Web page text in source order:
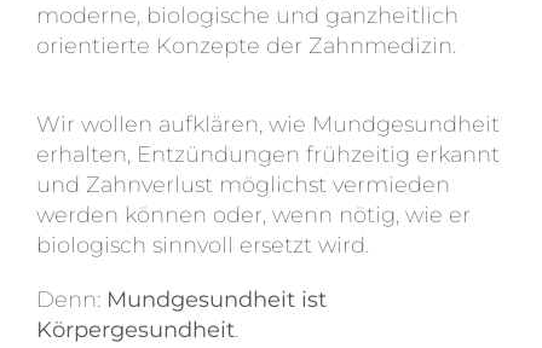
moderne, biologische und ganzheitlich
orientierte Konzepte der Zahnmedizin.
Wir wollen aufklären, wie Mundgesundheit
erhalten, Entzündungen frühzeitig erkannt
und Zahnverlust möglichst vermieden
werden können oder, wenn nötig, wie er
biologisch sinnvoll ersetzt wird.
Denn: Mundgesundheit ist
Körpergesundheit.